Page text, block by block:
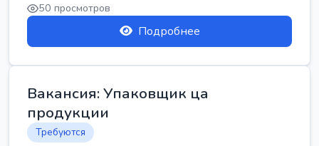
50 просмотров
Подробнее
Вакансия: Упаковщик ца
продукции
Требуются